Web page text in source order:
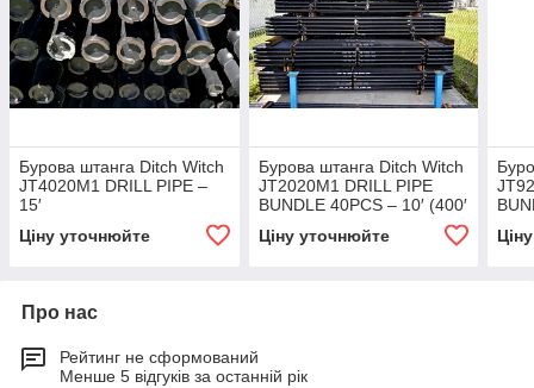
Бурова штанга Ditch Witch
JT4020M1 DRILL PIPE –
15′
Ціну уточнюйте
Бурова штанга Ditch Witch
JT2020M1 DRILL PIPE
BUNDLE 40PCS – 10′ (400′
Ціну уточнюйте
Про нас
Рейтинг не сформований
Менше 5 відгуків за останній рік